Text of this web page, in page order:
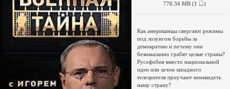
778.34 MB (1
)
Как американцы свергают режимы
под лозунгом борьбы за
демократию и почему они
безнаказанно грабят целые страны?
Русофобия вместо национальной
идеи или зачем западного
телезрителя приучают ненавидеть
нашу страну?